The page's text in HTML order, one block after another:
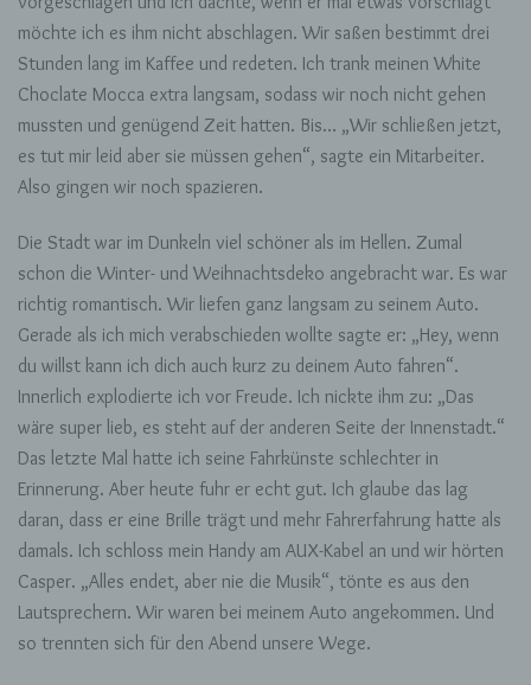
möchte ich es ihm nicht abschlagen. Wir saßen bestimmt drei
Stunden lang im Kaffee und redeten. Ich trank meinen White
Choclate Mocca extra langsam, sodass wir noch nicht gehen
mussten und genügend Zeit hatten. Bis… „Wir schließen jetzt,
es tut mir leid aber sie müssen gehen“, sagte ein Mitarbeiter.
Also gingen wir noch spazieren.
Die Stadt war im Dunkeln viel schöner als im Hellen. Zumal
schon die Winter- und Weihnachtsdeko angebracht war. Es war
richtig romantisch. Wir liefen ganz langsam zu seinem Auto.
Gerade als ich mich verabschieden wollte sagte er: „Hey, wenn
du willst kann ich dich auch kurz zu deinem Auto fahren“.
Innerlich explodierte ich vor Freude. Ich nickte ihm zu: „Das
wäre super lieb, es steht auf der anderen Seite der Innenstadt.“
Das letzte Mal hatte ich seine Fahrkünste schlechter in
Erinnerung. Aber heute fuhr er echt gut. Ich glaube das lag
daran, dass er eine Brille trägt und mehr Fahrerfahrung hatte als
damals. Ich schloss mein Handy am AUX-Kabel an und wir hörten
Casper. „Alles endet, aber nie die Musik“, tönte es aus den
Lautsprechern. Wir waren bei meinem Auto angekommen. Und
so trennten sich für den Abend unsere Wege.